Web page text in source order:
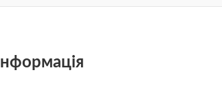
Інформація